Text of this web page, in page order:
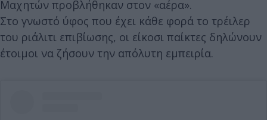
Μαχητών προβλήθηκαν στον «αέρα».
Στο γνωστό ύφος που έχει κάθε φορά το τρέιλερ
του ριάλιτι επιβίωσης, οι είκοσι παίκτες δηλώνουν
έτοιμοι να ζήσουν την απόλυτη εμπειρία.